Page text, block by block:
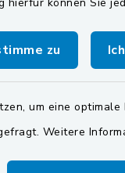
zu
um eine
Weitere